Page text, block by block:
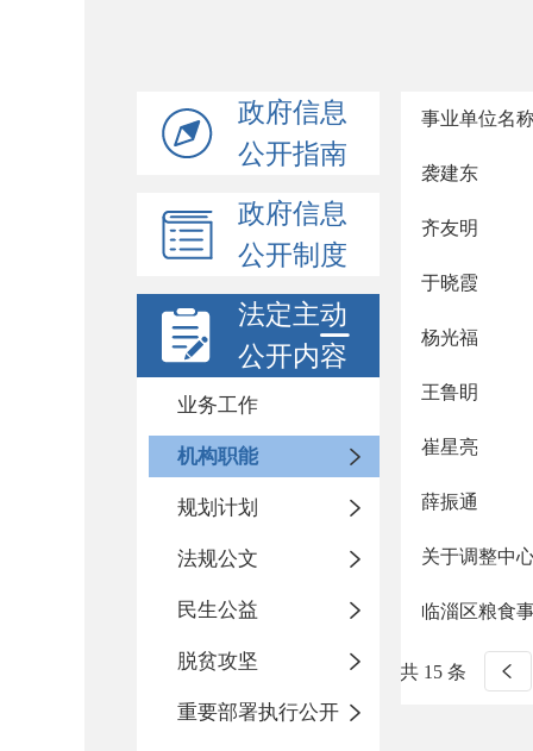
政府信息
公开指南
政府信息
公开制度
法定主动
公开内容
业务工作
机构职能
规划计划
法规公文
民生公益
脱贫攻坚
重要部署执行公开
事业单位名
袭建东
齐友明
于晓霞
杨光福
王鲁眀
崔星亮
薛振通
关于调整中
临淄区粮食
共 15 条